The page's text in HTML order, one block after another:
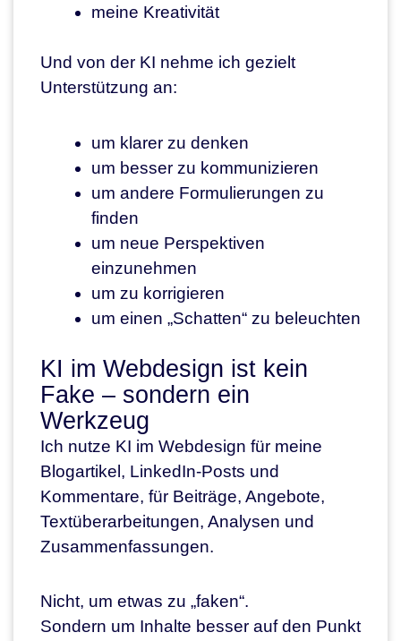
meine Kreativität
Und von der KI nehme ich gezielt
Unterstützung an:
um klarer zu denken
um besser zu kommunizieren
um andere Formulierungen zu
finden
um neue Perspektiven
einzunehmen
um zu korrigieren
um einen „Schatten“ zu beleuchten
KI im Webdesign ist kein
Fake – sondern ein
Werkzeug
Ich nutze KI im Webdesign für meine
Blogartikel, LinkedIn-Posts und
Kommentare, für Beiträge, Angebote,
Textüberarbeitungen, Analysen und
Zusammenfassungen.
Nicht, um etwas zu „faken“.
Sondern um Inhalte besser auf den Punkt